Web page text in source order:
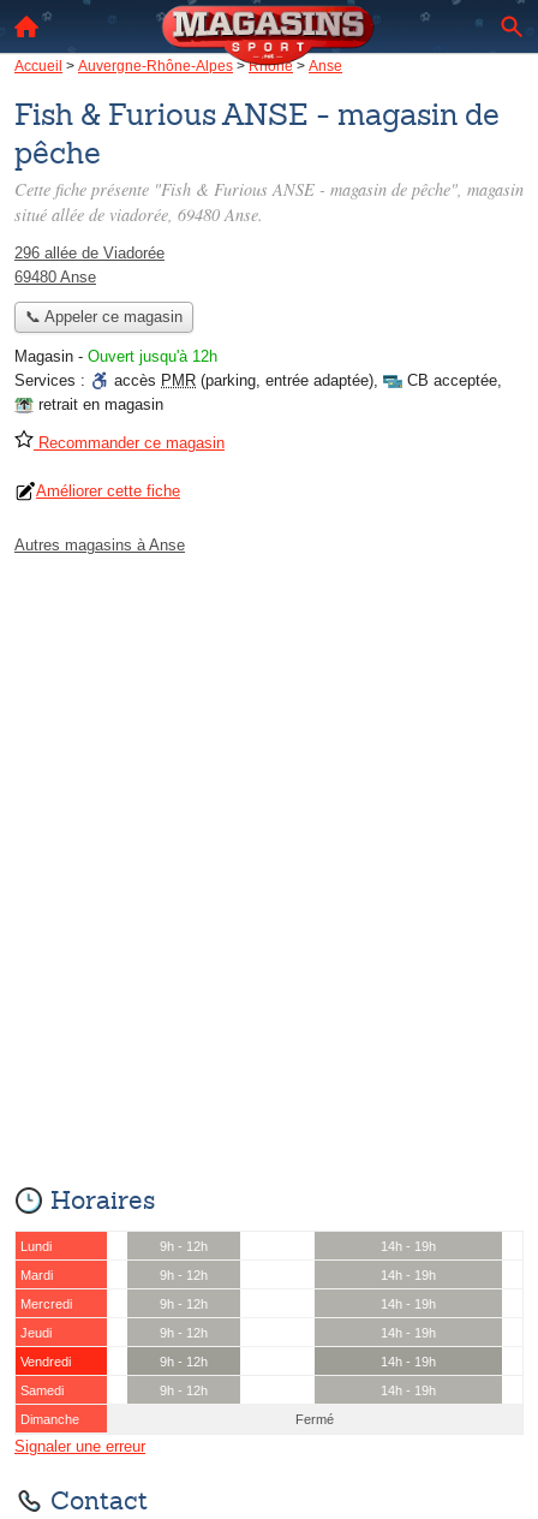
Accueil > Auvergne-Rhône-Alpes >Rhône> Anse
Fish & Furious ANSE - magasin de
pêche
Cette fiche présente "Fish & Furious ANSE - magasin de pêche", magasin
situé allée de viadorée, 69480 Anse.
296 allée de Viadorée
69480 Anse
📞 Appeler ce magasin
Magasin - Ouvert jusqu'à 12h
Services :
accès PMR (parking, entrée adaptée), CB acceptée,
retrait en magasin
Recommander ce magasin
Améliorer cette fiche
Autres magasins à Anse
Horaires
Lundi 9h - 12h
14h - 19h
Mardi
9h - 12h
14h - 19h
Mercredi
9h - 12h
14h - 19h
Jeudi
9h - 12h
14h - 19h
Vendredi
9h - 12h
14h - 19h
Samedi
9h - 12h
14h - 19h
Dimanche
Fermé
Signaler une erreur
Contact